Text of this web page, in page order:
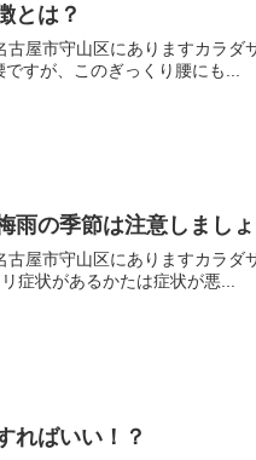
とは？
屋市守山区にありますカラ
すが、このぎっくり腰にも...
雨の季節は注意しましょ
屋市守山区にありますカラ
症状があるかたは症状が悪...
ればいい！？